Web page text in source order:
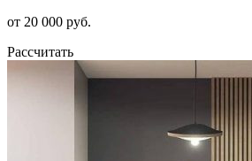
от 20 000 руб.
Рассчитать